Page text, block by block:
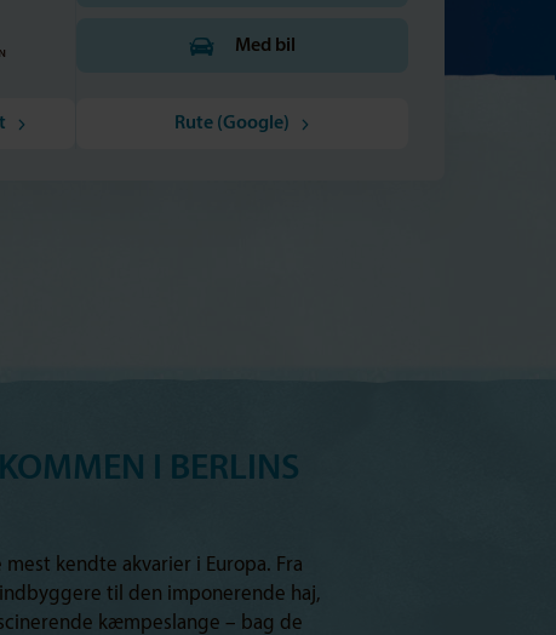
Med bil
Rute (Google)
I BERLINS
kendte akvarier i Europa. Fra
til den imponerende haj,
kæmpeslange – bag de